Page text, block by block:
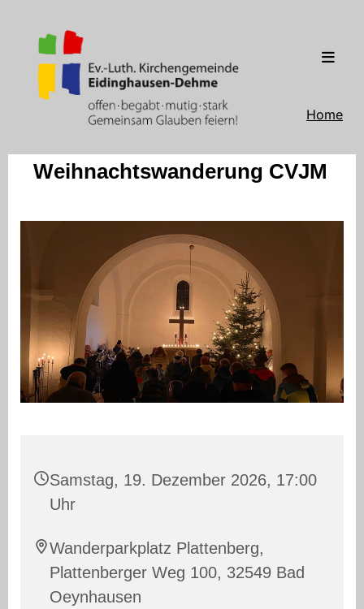
Home
Weihnachtswanderung CVJM
Samstag, 19. Dezember 2026, 17:00
Uhr
Wanderparkplatz Plattenberg,
Plattenberger Weg 100, 32549 Bad
Oeynhausen